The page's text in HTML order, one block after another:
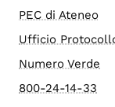
PEC di Ateneo
Ufficio
Numero Verde
800-24-14-33